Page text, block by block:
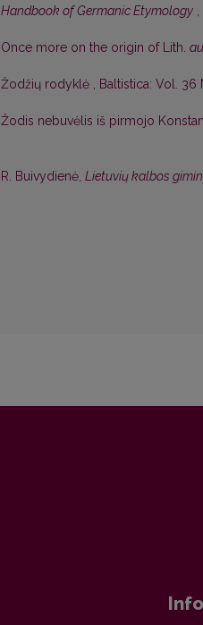
Handbook of Germanic Etymology ,
Once more on the origin of Lith.
Žodžių rodyklė , Baltistica: Vol. 36
Žodis nebuvėlis iš pirmojo
R. Buivydienė, Lietuvių kalbos